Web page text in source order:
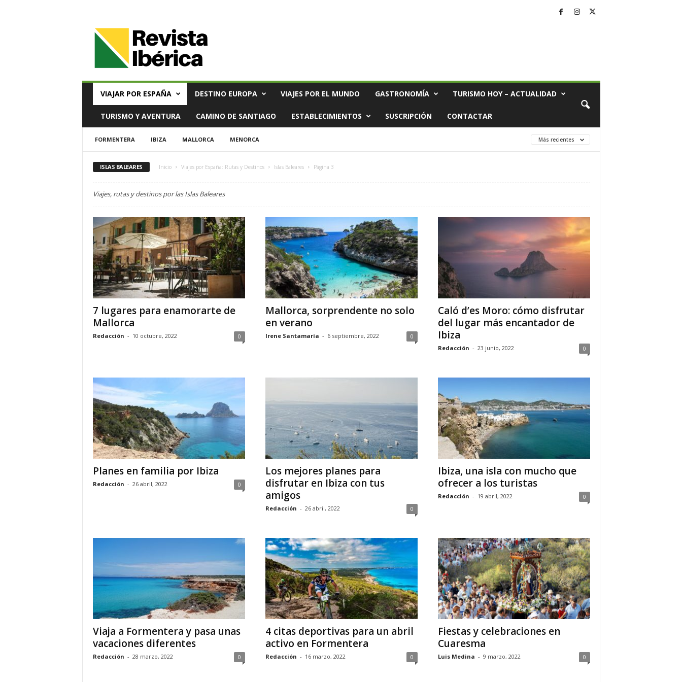
m
VIAJAR POR ESPAÑA DESTINO EUROPA VIAJES POR EL MUNDO GASTRONOMÍA TURISMO HOY – ACTUALIDAD
TURISMO Y AVENTURA CAMINO DE SANTIAGO ESTABLECIMIENTOS SUSCRIPCIÓN CONTACTAR
FORMENTERA IBIZA MALLORCA MENORCA Más recientes
ISLAS BALEARES Inicio Viajes por España: Rutas y Destinos Islas Baleares Página 3
Viajes, rutas y destinos por las Islas Baleares
7 lugares para enamorarte de
Mallorca
Redacción - 10 octubre, 2022 0
Mallorca, sorprendente no solo
en verano
Irene Santamaría - 6 septiembre, 2022 0
Caló d’es Moro: cómo disfrutar
del lugar más encantador de
Ibiza
Redacción - 23 junio, 2022 0
Planes en familia por Ibiza
Redacción - 26 abril, 2022 0
Los mejores planes para
disfrutar en Ibiza con tus
amigos
Redacción - 26 abril, 2022 0
Ibiza, una isla con mucho que
ofrecer a los turistas
Redacción - 19 abril, 2022 0
Viaja a Formentera y pasa unas
vacaciones diferentes
Redacción - 28 marzo, 2022 0
4 citas deportivas para un abril
activo en Formentera
Redacción - 16 marzo, 2022 0
Fiestas y celebraciones en
Cuaresma
Luis Medina - 9 marzo, 2022 0